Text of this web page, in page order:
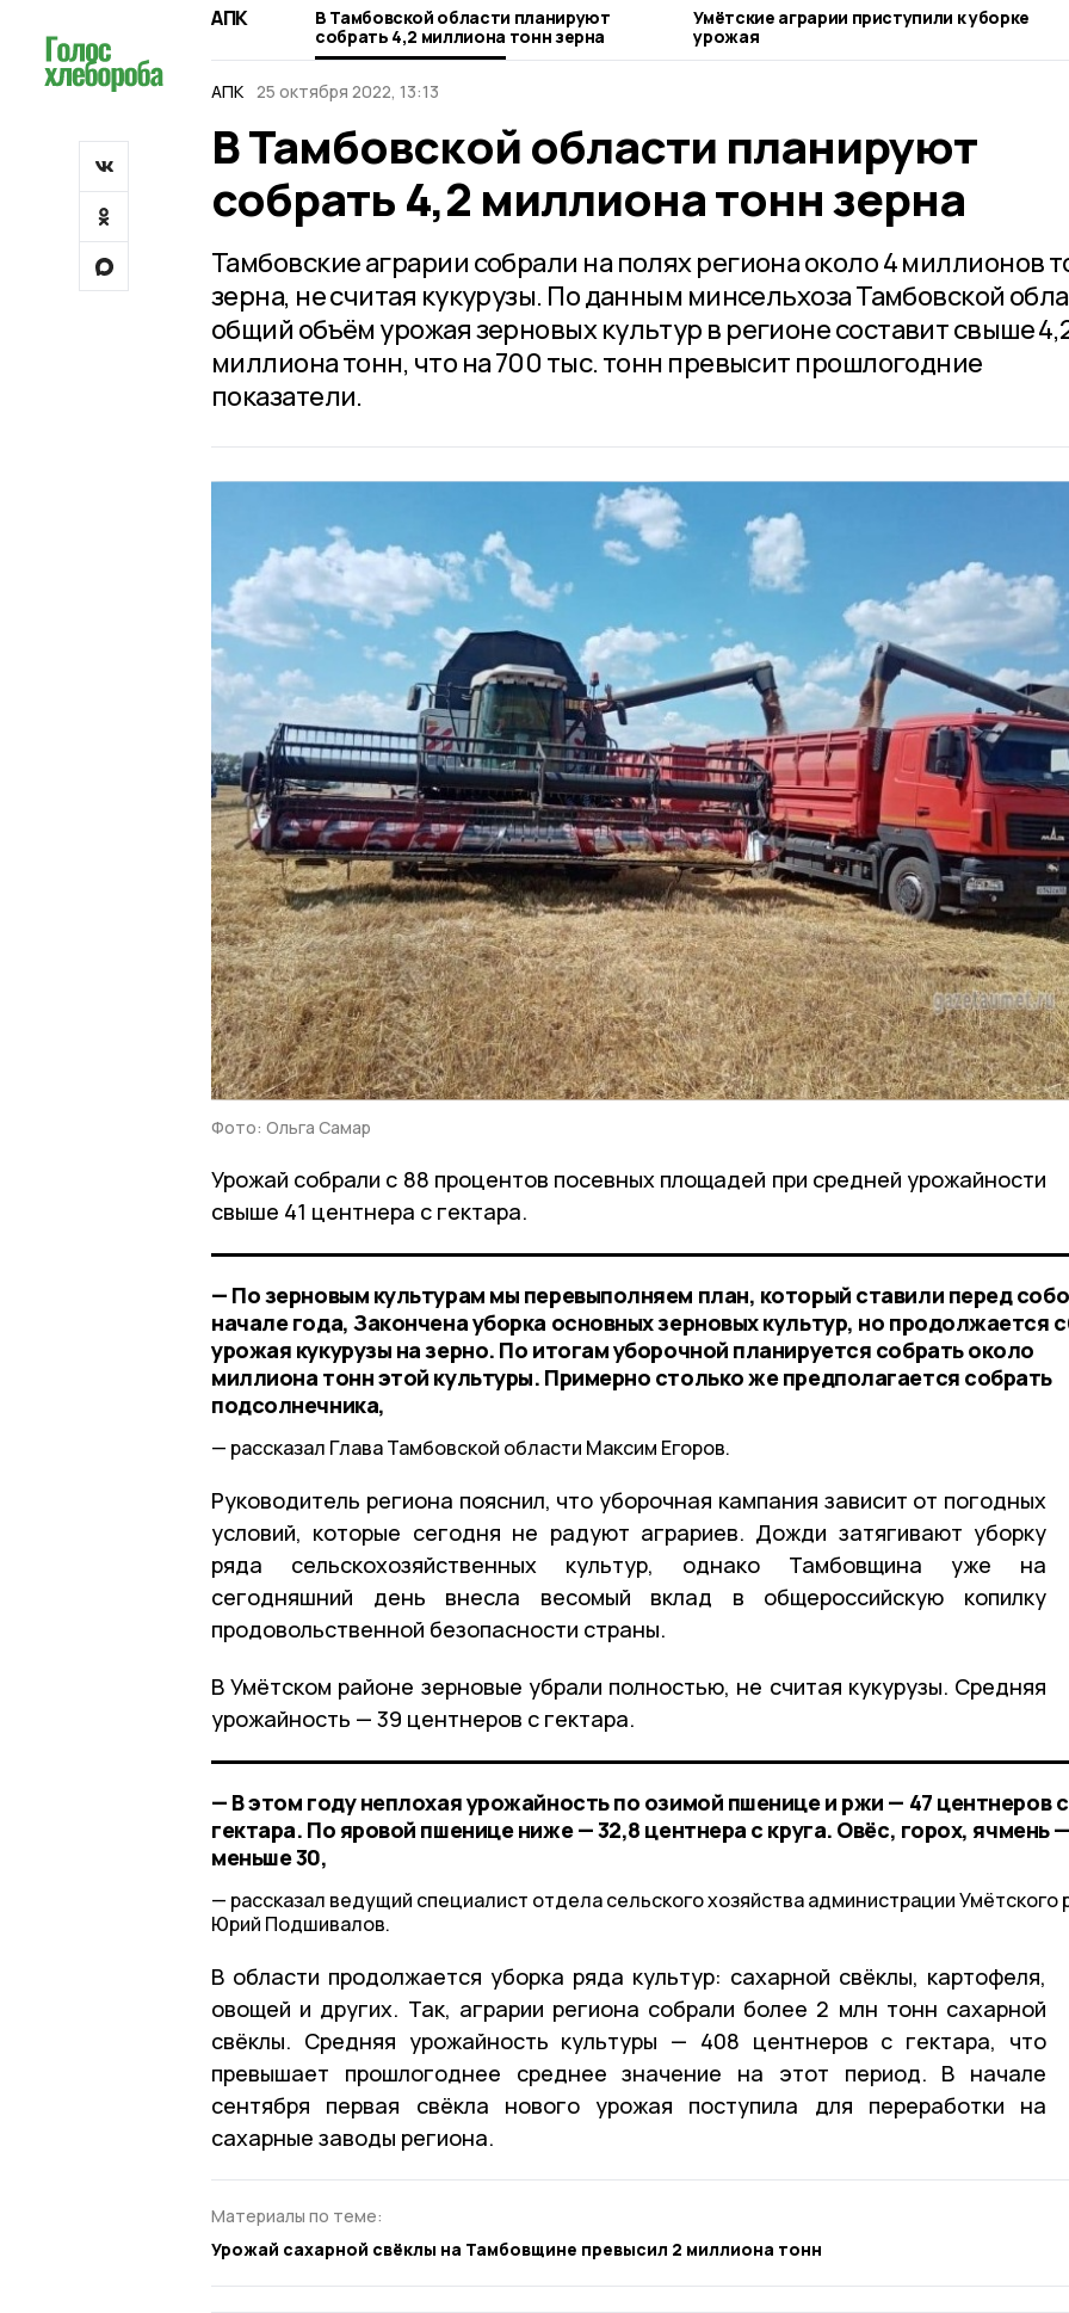
АПК
В Тамбовской области планируют
собрать 4,2 миллиона тонн зерна
Умётские аграрии приступили к уборке
урожая
АПК 25 октября 2022, 13:13
В Тамбовской области планируют
собрать 4,2 миллиона тонн зерна
Тамбовские аграрии собрали на полях региона около 4 миллионов
зерна, не считая кукурузы. По данным минсельхоза Тамбовской
общий объём урожая зерновых культур в регионе составит свыше
миллиона тонн, что на 700 тыс. тонн превысит прошлогодние
показатели.
Фото: Ольга Самар
Урожай собрали с 88 процентов посевных площадей при средней урожайности
свыше 41 центнера с гектара.
— По зерновым культурам мы перевыполняем план, который ставили перед
начале года, Закончена уборка основных зерновых культур, но продолжается
урожая кукурузы на зерно. По итогам уборочной планируется собрать около
миллиона тонн этой культуры. Примерно столько же предполагается собрать
подсолнечника,
рассказал Глава Тамбовской области Максим Егоров.
Руководитель региона пояснил, что уборочная кампания зависит от погодных
условий, которые сегодня не радуют аграриев. Дожди затягивают уборку
ряда сельскохозяйственных культур, однако Тамбовщина уже на
сегодняшний день внесла весомый вклад в общероссийскую копилку
продовольственной безопасности страны.
В Умётском районе зерновые убрали полностью, не считая кукурузы. Средняя
урожайность — 39 центнеров с гектара.
— В этом году неплохая урожайность по озимой пшенице и ржи — 47 центнеров с
гектара. По яровой пшенице ниже — 32,8 центнера с круга. Овёс, горох, ячмень
меньше 30,
рассказал ведущий специалист отдела сельского хозяйства администрации Умётского
Юрий Подшивалов.
В области продолжается уборка ряда культур: сахарной свёклы, картофеля,
овощей и других. Так, аграрии региона собрали более 2 млн тонн сахарной
свёклы. Средняя урожайность культуры — 408 центнеров с гектара, что
превышает прошлогоднее среднее значение на этот период. В начале
сентября первая свёкла нового урожая поступила для переработки на
сахарные заводы региона.
Материалы по теме:
Урожай сахарной свёклы на Тамбовщине превысил 2 миллиона тонн